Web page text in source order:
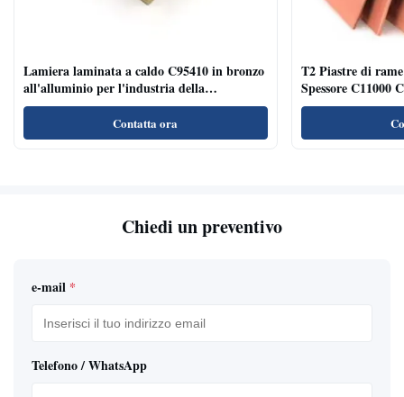
Lamiera laminata a caldo C95410 in bronzo
all'alluminio per l'industria della
decorazione con finitura spazzolata
Contatta ora
T2 Piastre di
Spessore C11000
Chiedi un preventivo
e-mail *
Telefono / WhatsApp